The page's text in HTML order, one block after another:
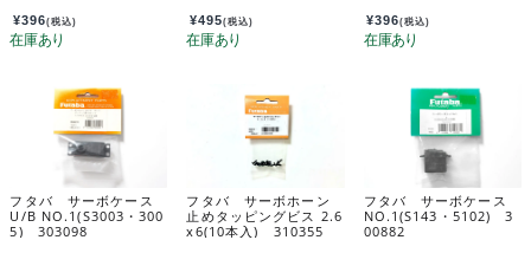
¥396(税込) ¥495(税込) ¥396(税込)
フタバ サーボケース
U/B NO.1(S3003・300
5) 303098
フタバ サーボホーン
止めタッピングビス 2.6
x6(10本入) 310355
フタバ サーボケース
NO.1(S143・5102) 3
00882